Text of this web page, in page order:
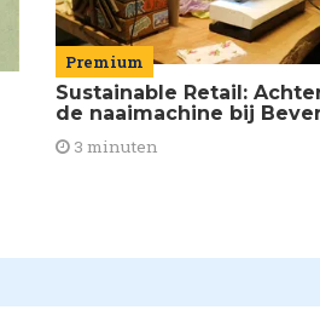
Premium
Sustainable Retail:
de naaimachine bij
3 minuten